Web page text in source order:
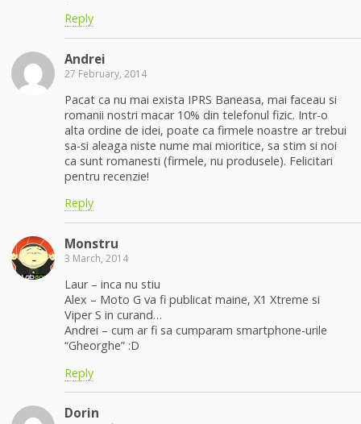
Reply
Andrei
27 February, 2014
Pacat ca nu mai exista IPRS Baneasa, mai faceau si
romanii nostri macar 10% din telefonul fizic. Intr-o
alta ordine de idei, poate ca firmele noastre ar trebui
sa-si aleaga niste nume mai mioritice, sa stim si noi
ca sunt romanesti (firmele, nu produsele). Felicitari
pentru recenzie!
Reply
Monstru
3 March, 2014
Laur – inca nu stiu
Alex – Moto G va fi publicat maine, X1 Xtreme si
Viper S in curand…
Andrei – cum ar fi sa cumparam smartphone-urile
“Gheorghe” :D
Reply
Dorin